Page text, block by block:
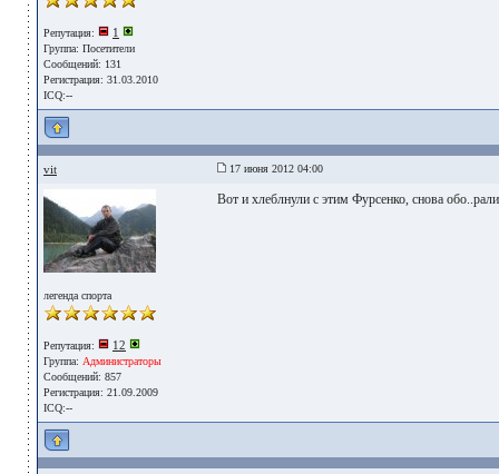
Репутация: 1
Группа: Посетители
Сообщений: 131
Регистрация: 31.03.2010
ICQ:--
vit 17 июня 2012 04:00
легенда спорта
Репутация: 12
Группа: Администраторы
Сообщений: 857
Регистрация: 21.09.2009
ICQ:--
Вот и хлеблнули с этим Фурсенко, снова